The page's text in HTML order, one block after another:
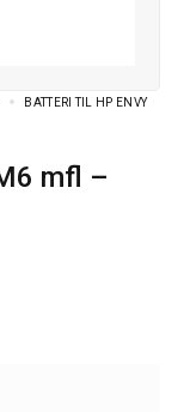
BATTERI TIL HP ENVY